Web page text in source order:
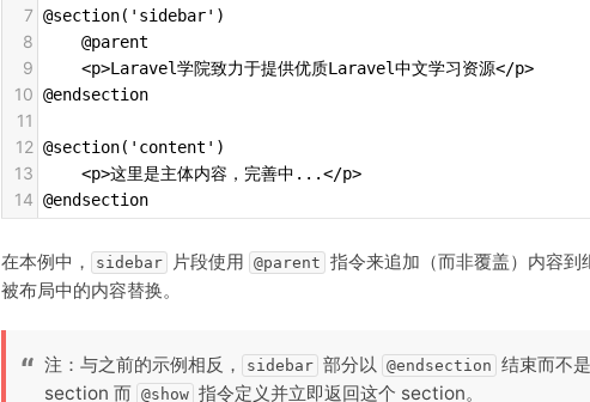
7 @section('sidebar')
8
    @parent
9
    <p>Laravel学院致力于提供优质Laravel中文学习资源</p>
10 @endsection
11
12 @section('content')
13
    <p>这里是主体内容，完善中...</p>
14 @endsection
在本例中， sidebar 片段使用 @parent 指令来追加（而非覆盖）内容到
被布局中的内容替换。
注：与之前的示例相反， sidebar 部分以 @endsection 结束而不是
section 而 @show 指令定义并立即返回这个 section。